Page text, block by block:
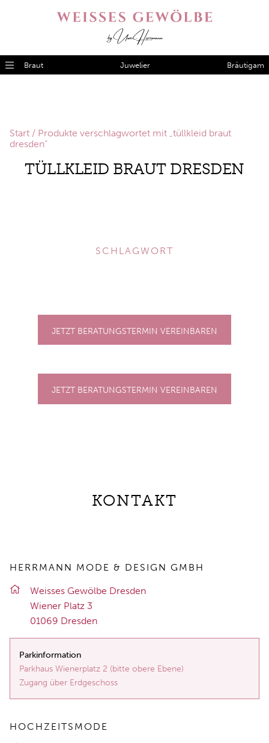
Braut Juwelier Bräutigam
Start / Produkte verschlagwortet mit „tüllkleid braut
dresden“
TÜLLKLEID BRAUT DRESDEN
SCHLAGWORT
JETZT BERATUNGSTERMIN VEREINBAREN
JETZT BERATUNGSTERMIN VEREINBAREN
KONTAKT
HERRMANN MODE & DESIGN GMBH
Weis­ses Ge­wöl­be Dres­den
Wie­ner Platz 3
01069 Dres­den
Parkinformation
Parkhaus Wienerplatz 2 (bitte obere Ebene)
Zugang über Erdgeschoss
HOCHZEITSMODE